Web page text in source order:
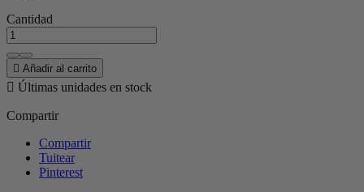
Cantidad
 Añadir al carrito
 Últimas unidades en stock
Compartir
Compartir
Tuitear
Pinterest